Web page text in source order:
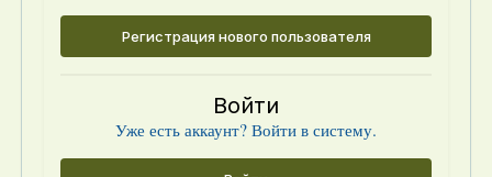
Регистрация нового пользователя
Войти
Уже есть аккаунт? Войти в систему.